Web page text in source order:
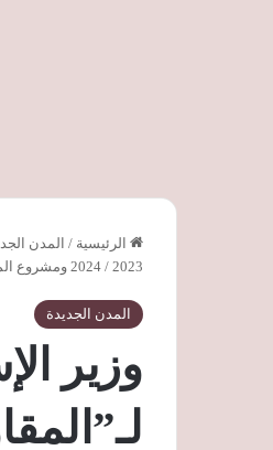
الرئيسية / المدن
2023 / 2024 ومشروع الموازنة التخطيطية للعام المالي 2025 / 2026
المدن الجديدة
وزير